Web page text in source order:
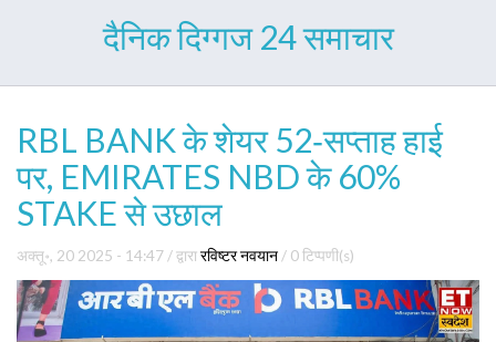
दैनिक दिग्गज 24 समाचार
RBL BANK के शेयर 52‑सप्ताह हाई
पर, EMIRATES NBD के 60%
STAKE से उछाल
अक्तू॰, 20 2025 - 14:47 / द्वारारविष्टर नवयान / 0 टिप्पणी(s)